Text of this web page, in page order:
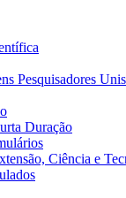
Pesquisadores
Duração
Ciência e